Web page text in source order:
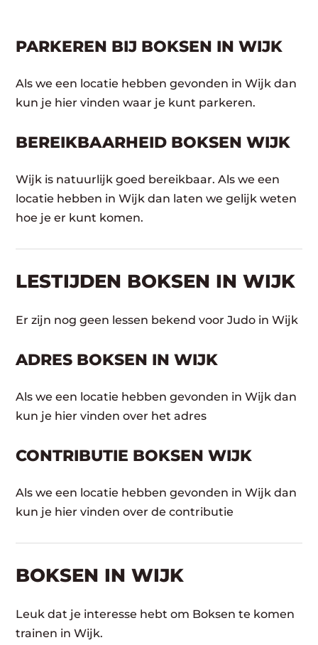
PARKEREN BIJ BOKSEN IN WIJK
Als we een locatie hebben gevonden in Wijk dan
kun je hier vinden waar je kunt parkeren.
BEREIKBAARHEID BOKSEN WIJK
Wijk is natuurlijk goed bereikbaar. Als we een
locatie hebben in Wijk dan laten we gelijk weten
hoe je er kunt komen.
LESTIJDEN BOKSEN IN WIJK
Er zijn nog geen lessen bekend voor Judo in Wijk
ADRES BOKSEN IN WIJK
Als we een locatie hebben gevonden in Wijk dan
kun je hier vinden over het adres
CONTRIBUTIE BOKSEN WIJK
Als we een locatie hebben gevonden in Wijk dan
kun je hier vinden over de contributie
BOKSEN IN WIJK
Leuk dat je interesse hebt om Boksen te komen
trainen in Wijk.